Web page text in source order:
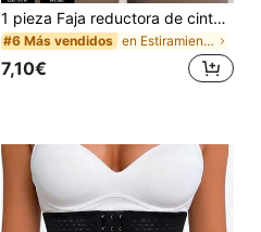
1 pieza Faja reductora de cintura Moldeador corporal Faja de control de abdomen Corsé Ropa interior moldeadora Moldeador corporal para mujer
#6 Más vendidos en Estiramiento Alto Entrenadores de cintura para
7,10€